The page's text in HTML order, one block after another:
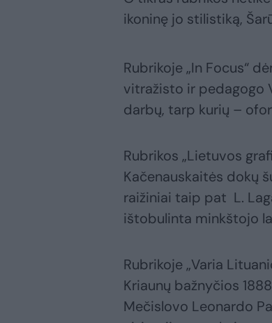
ikoninę jo stilistiką,
Rubrikoje „In Focus“
vitražisto ir pedagogo
darbų, tarp kurių –
Rubrikos „Lietuvos
Kačenauskaitės dokų
raižiniai taip pat L.
ištobulinta
Rubrikoje „Varia
Kriaunų bažnyčios
Mečislovo Leonardo